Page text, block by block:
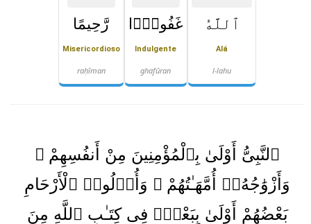
ٱللَّهُ
Alá
l-lahu
غَفُورًۭا
Indulgente
ghafūran
رَّحِيمًا
Misericordioso
raḥīman
ٱلنَّبِىُّ أَوْلَىٰ بِٱلْمُؤْمِنِينَ مِنْ أَنفُسِهِمْ ۖ
وَأَزْوَٰجُهُۥٓ أُمَّهَـٰتُهُمْ ۗ وَأُو۟لُوا۟ ٱلْأَرْحَامِ
بَعْضُهُمْ أَوْلَىٰ بِبَعْضٍۢ فِى كِتَـٰبِ ٱللَّهِ مِنَ